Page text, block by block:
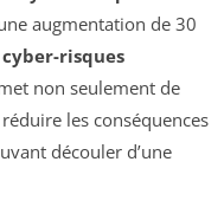
augmentation de 30
risques
non seulement de
les conséquences
découler d’une